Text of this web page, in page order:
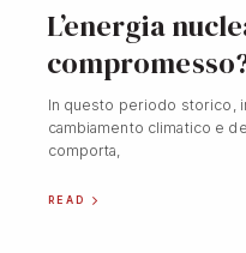
L’energia
In questo periodo storico,
cambiamento climatico e
comporta,
READ